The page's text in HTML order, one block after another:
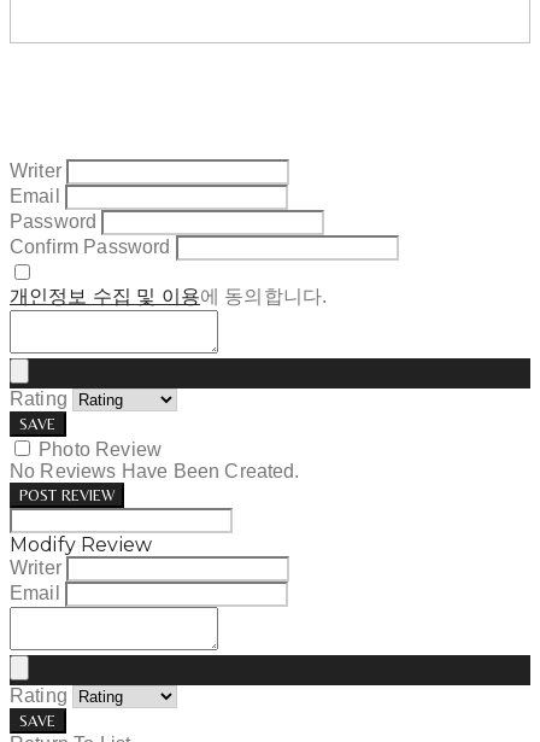
Writer
Email
Password
Confirm Password
개인정보 수집 및 이용에 동의합니다.
Rating
SAVE
Photo Review
No Reviews Have Been Created.
POST REVIEW
Modify Review
Writer
Email
Rating
SAVE